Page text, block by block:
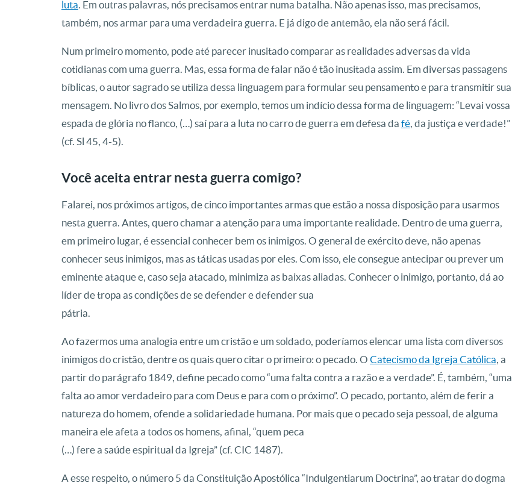
luta. Em outras palavras, nós precisamos entrar numa batalha. Não apenas isso, mas precisamos,
também, nos armar para uma verdadeira guerra. E já digo de antemão, ela não será fácil.
Num primeiro momento, pode até parecer inusitado comparar as realidades adversas da vida
cotidianas com uma guerra. Mas, essa forma de falar não é tão inusitada assim. Em diversas passagens
bíblicas, o autor sagrado se utiliza dessa linguagem para formular seu pensamento e para transmitir sua
mensagem. No livro dos Salmos, por exemplo, temos um indício dessa forma de linguagem: “Levai vossa
espada de glória no flanco, (…) saí para a luta no carro de guerra em defesa da fé, da justiça e verdade!”
(cf. Sl 45, 4-5).
Você aceita entrar nesta guerra comigo?
Falarei, nos próximos artigos, de cinco importantes armas que estão a nossa disposição para usarmos
nesta guerra. Antes, quero chamar a atenção para uma importante realidade. Dentro de uma guerra,
em primeiro lugar, é essencial conhecer bem os inimigos. O general de exército deve, não apenas
conhecer seus inimigos, mas as táticas usadas por eles. Com isso, ele consegue antecipar ou prever um
eminente ataque e, caso seja atacado, minimiza as baixas aliadas. Conhecer o inimigo, portanto, dá ao
líder de tropa as condições de se defender e defender sua
pátria.
Ao fazermos uma analogia entre um cristão e um soldado, poderíamos elencar uma lista com diversos
inimigos do cristão, dentre os quais quero citar o primeiro: o pecado. O Catecismo da Igreja Católica, a
partir do parágrafo 1849, define pecado como “uma falta contra a razão e a verdade”. É, também, “uma
falta ao amor verdadeiro para com Deus e para com o próximo”. O pecado, portanto, além de ferir a
natureza do homem, ofende a solidariedade humana. Por mais que o pecado seja pessoal, de alguma
maneira ele afeta a todos os homens, afinal, “quem peca
(…) fere a saúde espiritual da Igreja” (cf. CIC 1487).
A esse respeito, o número 5 da Constituição Apostólica “Indulgentiarum Doctrina”, ao tratar do dogma